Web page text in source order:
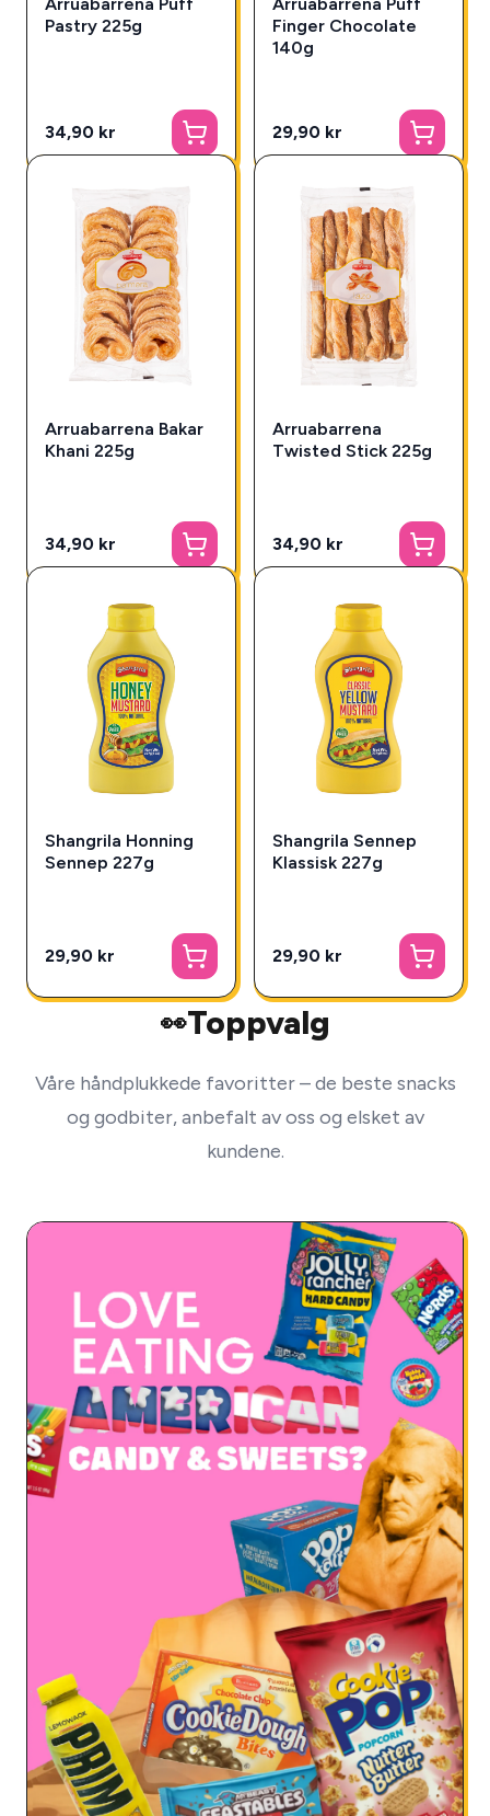
Pastry 225g
34,90 kr
Finger Chocolate
140g
29,90 kr
Arruabarrena Bakar
Khani 225g
34,90 kr
Arruabarrena
Twisted Stick 225g
34,90 kr
Shangrila Honning
Sennep 227g
29,90 kr
Shangrila Sennep
Klassisk 227g
29,90 kr
👀Toppvalg
Våre håndplukkede favoritter – de beste snacks
og godbiter, anbefalt av oss og elsket av
kundene.